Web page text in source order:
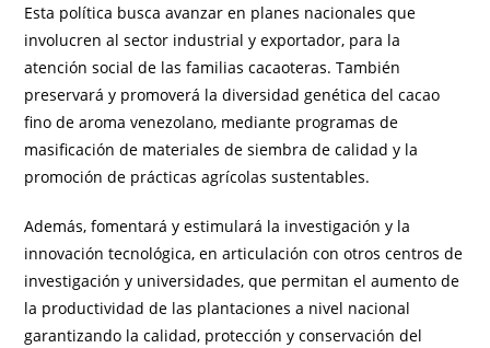
Esta política busca avanzar en planes nacionales que
involucren al sector industrial y exportador, para la
atención social de las familias cacaoteras. También
preservará y promoverá la diversidad genética del cacao
fino de aroma venezolano, mediante programas de
masificación de materiales de siembra de calidad y la
promoción de prácticas agrícolas sustentables.
Además, fomentará y estimulará la investigación y la
innovación tecnológica, en articulación con otros centros de
investigación y universidades, que permitan el aumento de
la productividad de las plantaciones a nivel nacional
garantizando la calidad, protección y conservación del